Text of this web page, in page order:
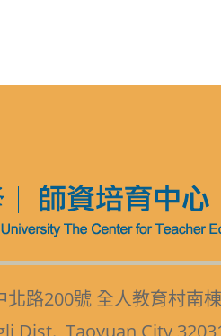
路200號 全人教育村南
Dist., Taoyuan City